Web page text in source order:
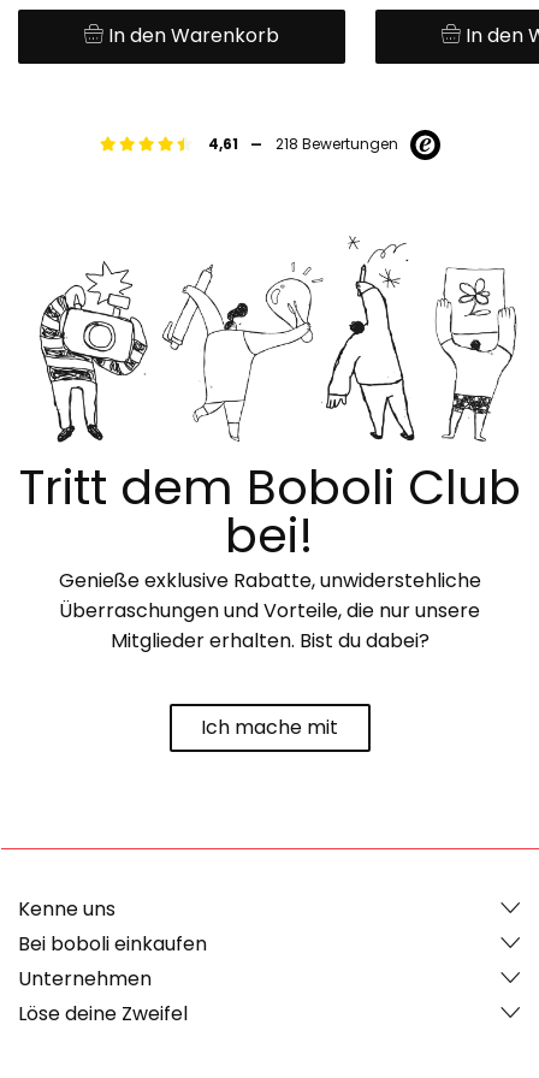
In den Warenkorb In den
4,61 - 218 Bewertungen
Tritt dem Boboli Club
bei!
Genieße exklusive Rabatte, unwiderstehliche
Überraschungen und Vorteile, die nur unsere
Mitglieder erhalten. Bist du dabei?
Ich mache mit
Kenne uns
Bei boboli einkaufen
Unternehmen
Löse deine Zweifel